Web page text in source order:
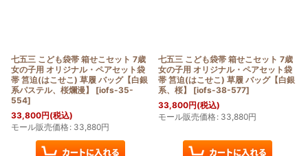
七五三 こども袋帯 箱せこセット 7歳
女の子用 オリジナル・ペアセット袋
帯 筥迫(はこせこ) 草履 バッグ【白銀
系パステル、桜爛漫】
[iofs-35-
554]
33,800円(税込)
モール販売価格: 33,880円
七五三 こども袋帯 箱せこセット 7歳
女の子用 オリジナル・ペアセット袋
帯 筥迫(はこせこ) 草履 バッグ【白銀
系、桜】
[iofs-38-577]
33,800円(税込)
モール販売価格: 33,880円